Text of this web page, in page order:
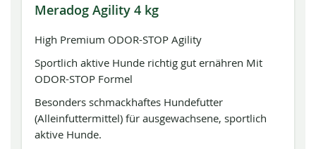
Meradog Agility 4 kg
High Premium ODOR-STOP Agility
Sportlich aktive Hunde richtig gut ernähren Mit
ODOR-STOP Formel
Besonders schmackhaftes Hundefutter
(Alleinfuttermittel) für ausgewachsene, sportlich
aktive Hunde.